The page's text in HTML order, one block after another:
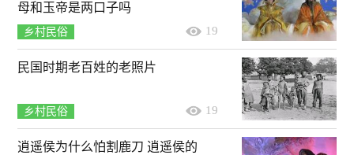
母和玉帝是两口子吗
乡村民俗 19
民国时期老百姓的老照片
乡村民俗 19
逍遥侯为什么怕割鹿刀 逍遥侯的